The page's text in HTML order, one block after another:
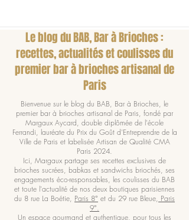
Le blog du BAB, Bar à Brioches :
recettes, actualités et coulisses du
premier bar à brioches artisanal de
Paris
Bienvenue sur le blog du BAB, Bar à Brioches, le
premier bar à brioches artisanal de Paris, fondé par
Margaux Aycard, double diplômée de l'école
Ferrandi, lauréate du Prix du Goût d'Entreprendre de la
Ville de Paris et labelisée Artisan de Qualité CMA
Paris 2024.
Ici, Margaux partage ses recettes exclusives de
brioches sucrées, babkas et sandwichs briochés, ses
engagements éco-responsables, les coulisses du BAB
et toute l'actualité de nos deux boutiques parisiennes
du 8 rue La Boétie, Paris 8° et du 29 rue Bleue, Paris
9°.
Un espace gourmand et authentique, pour tous les